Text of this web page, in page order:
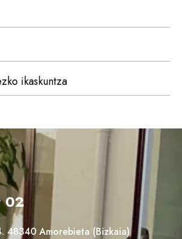
ikaskuntza
02
48340 Amorebieta (Bizkaia)